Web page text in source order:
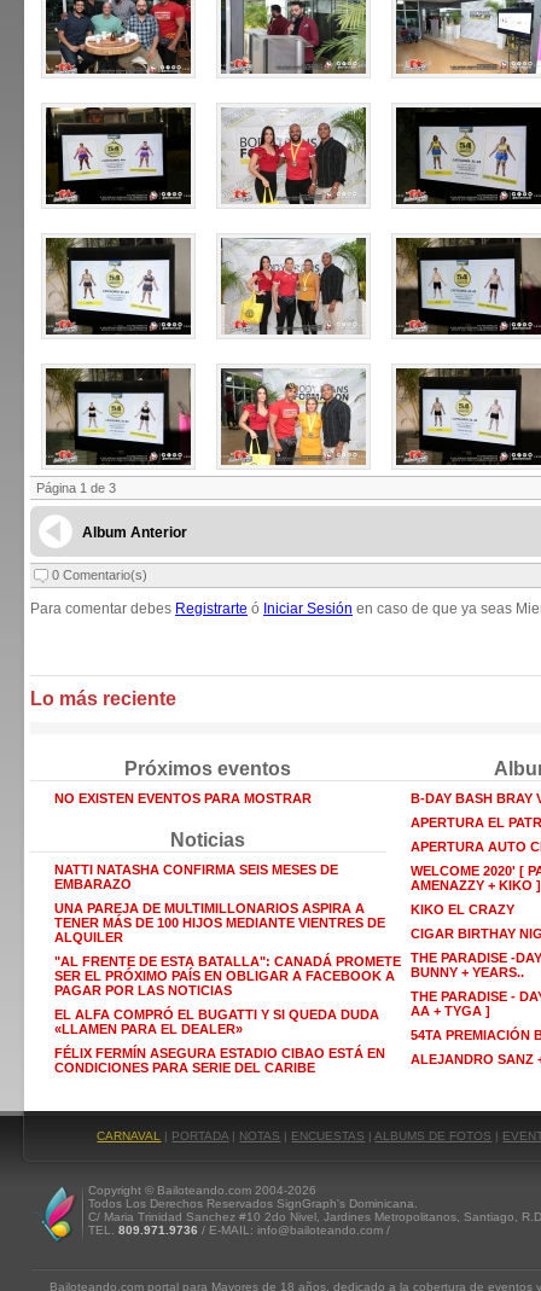
Página 1 de 3
Album Anterior
0 Comentario(s)
Para comentar debes Registrarte ó Iniciar Sesión en caso de que ya seas
Lo más reciente
Próximos eventos
NO EXISTEN EVENTOS PARA MOSTRAR
Noticias
NATTI NATASHA CONFIRMA SEIS MESES DE
EMBARAZO
UNA PAREJA DE MULTIMILLONARIOS ASPIRA A
TENER MÁS DE 100 HIJOS MEDIANTE VIENTRES DE
ALQUILER
"AL FRENTE DE ESTA BATALLA": CANADÁ PROMETE
SER EL PRÓXIMO PAÍS EN OBLIGAR A FACEBOOK A
PAGAR POR LAS NOTICIAS
EL ALFA COMPRÓ EL BUGATTI Y SI QUEDA DUDA
«LLAMEN PARA EL DEALER»
FÉLIX FERMÍN ASEGURA ESTADIO CIBAO ESTÁ EN
CONDICIONES PARA SERIE DEL CARIBE
B-DAY BASH BRAY
APERTURA EL
APERTURA AUTO
WELCOME 2020' [
AMENAZZY + KIKO ]
KIKO EL CRAZY
CIGAR BIRTHAY
THE PARADISE -
BUNNY + YEARS..
THE PARADISE -
AA + TYGA ]
54TA PREMIACIÓN
ALEJANDRO SANZ
CARNAVAL | PORTADA | NOTAS | ENCUESTAS |ALBUMS DE FOTOS |
Copyright © Bailoteando.com 2004-2026
Todos Los Derechos Reservados SignGraph's Dominicana.
C/ Maria Trinidad Sanchez #10 2do Nivel, Jardines Metropolitanos, Santiago, R.D
TEL. 809.971.9736 / E-MAIL: info@bailoteando.com /
Bailoteando.com portal para Mayores de 18 años, dedicado a la cobertura de